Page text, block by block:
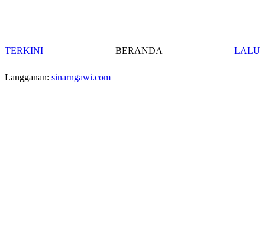
TERKINI LALU
BERANDA
Langganan: sinarngawi.com